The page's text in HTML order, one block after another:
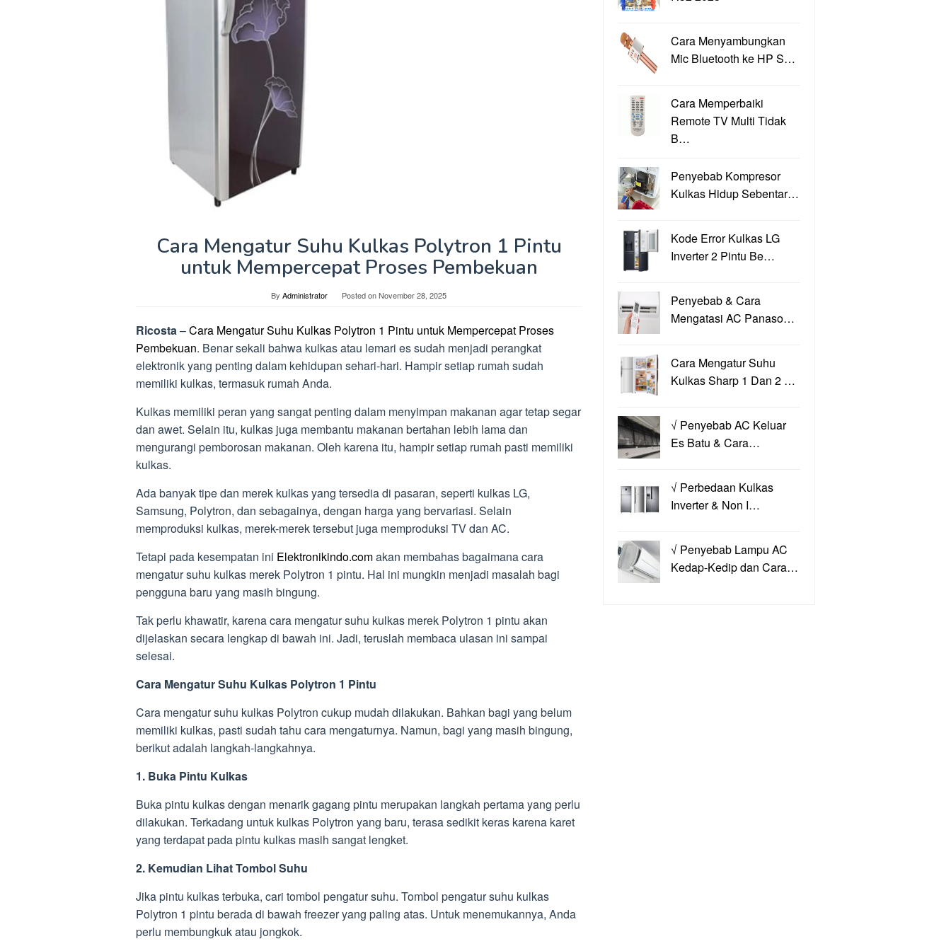
Cara Mengatur Suhu Kulkas Polytron 1 Pintu
untuk Mempercepat Proses Pembekuan
By Administrator Posted onNovember 28, 2025
Ricosta–Cara Mengatur Suhu Kulkas Polytron 1 Pintu untuk Mempercepat Proses
Pembekuan. Benar sekali bahwa kulkas atau lemari es sudah menjadi perangkat
elektronik yang penting dalam kehidupan sehari-hari. Hampir setiap rumah sudah
memiliki kulkas, termasuk rumah Anda.
Kulkas memiliki peran yang sangat penting dalam menyimpan makanan agar tetap segar
dan awet. Selain itu, kulkas juga membantu makanan bertahan lebih lama dan
mengurangi pemborosan makanan. Oleh karena itu, hampir setiap rumah pasti memiliki
kulkas.
Ada banyak tipe dan merek kulkas yang tersedia di pasaran, seperti kulkas LG,
Samsung, Polytron, dan sebagainya, dengan harga yang bervariasi. Selain
memproduksi kulkas, merek-merek tersebut juga memproduksi TV dan AC.
Tetapi pada kesempatan ini Elektronikindo.comakan membahas bagaimana cara
mengatur suhu kulkas merek Polytron 1 pintu. Hal ini mungkin menjadi masalah bagi
pengguna baru yang masih bingung.
Tak perlu khawatir, karena cara mengatur suhu kulkas merek Polytron 1 pintu akan
dijelaskan secara lengkap di bawah ini. Jadi, teruslah membaca ulasan ini sampai
selesai.
Cara Mengatur Suhu Kulkas Polytron 1 Pintu
Cara mengatur suhu kulkas Polytron cukup mudah dilakukan. Bahkan bagi yang belum
memiliki kulkas, pasti sudah tahu cara mengaturnya. Namun, bagi yang masih bingung,
berikut adalah langkah-langkahnya.
1. Buka Pintu Kulkas
Buka pintu kulkas dengan menarik gagang pintu merupakan langkah pertama yang perlu
dilakukan. Terkadang untuk kulkas Polytron yang baru, terasa sedikit keras karena karet
yang terdapat pada pintu kulkas masih sangat lengket.
2. Kemudian Lihat Tombol Suhu
Jika pintu kulkas terbuka, cari tombol pengatur suhu. Tombol pengatur suhu kulkas
Polytron 1 pintu berada di bawah freezer yang paling atas. Untuk menemukannya, Anda
perlu membungkuk atau jongkok.
Cara Menyambungkan
Mic Bluetooth ke HP S…
Cara Memperbaiki
Remote TV Multi Tidak
B…
Penyebab Kompresor
Kulkas Hidup Sebentar…
Kode Error Kulkas LG
Inverter 2 Pintu Be…
Penyebab & Cara
Mengatasi AC Panaso…
Cara Mengatur Suhu
Kulkas Sharp 1 Dan 2 …
√ Penyebab AC Keluar
Es Batu & Cara…
√ Perbedaan Kulkas
Inverter & Non I…
√ Penyebab Lampu AC
Kedap-Kedip dan Cara…